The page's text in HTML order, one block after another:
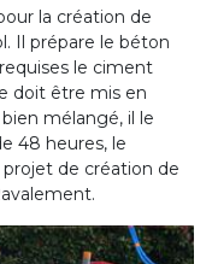
la création de
Il prépare le béton
le ciment
doit être mis en
mélangé, il le
48 heures, le
projet de création de